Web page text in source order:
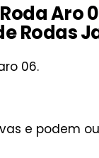
Aro
Rodas
06.
e podem